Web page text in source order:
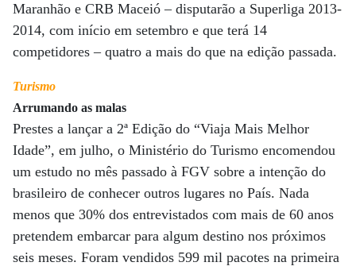
Maranhão e CRB Maceió – disputarão a Superliga 2013-
2014, com início em setembro e que terá 14
competidores – quatro a mais do que na edição passada.
Turismo
Arrumando as malas
Prestes a lançar a 2ª Edição do “Viaja Mais Melhor
Idade”, em julho, o Ministério do Turismo encomendou
um estudo no mês passado à FGV sobre a intenção do
brasileiro de conhecer outros lugares no País. Nada
menos que 30% dos entrevistados com mais de 60 anos
pretendem embarcar para algum destino nos próximos
seis meses. Foram vendidos 599 mil pacotes na primeira